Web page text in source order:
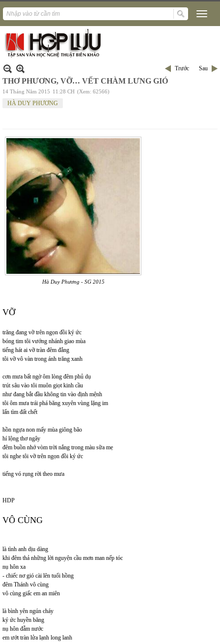
Trước Sau
THƠ PHƯƠNG, VỠ… VẾT CHÀM LƯNG GIÓ
14 Tháng Năm 2015 11:28 CH (Xem: 62566)
HÀ DUY PHƯƠNG
Hà Duy Phương - SG 2015
VỠ
trăng đang vỡ trên ngọn đồi ký ức
bóng tim tôi vướng nhánh giao mùa
tiếng hát ai vỡ tràn đêm đắng
tôi vỡ vô vàn trong ánh trăng xanh
cơn mưa bất ngờ ôm lòng đêm phủ dụ
trút sâu vào tôi muôn giọt kinh cầu
như đang bắt đầu không tin vào định mệnh
tôi ôm mưa trái phá băng xuyên vùng lặng im
lấn tìm đất chết
hồn ngựa non mấy mùa giông bão
hí lộng thơ ngây
đêm buồn nhớ vòm trời nắng trong màu sữa mẹ
tôi nghe tôi vỡ trên ngọn đồi ký ức
tiếng vó rụng rời theo mưa
HDP
VÔ CÙNG
là tình anh dịu dàng
khi đêm thả những lời nguyện cầu mơn man nếp tóc
nụ hôn xa
- chiếc nơ gió cài lên tuổi hồng
đêm Thánh vô cùng
vô cùng giấc em an miên
là bình yên ngún cháy
ký ức huyền băng
nụ hôn đẫm nước
em ướt tràn lửa lạnh long lanh